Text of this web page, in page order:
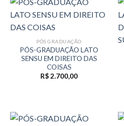
PÓS GRADUAÇÃO
PÓS-GRADUAÇÃO LATO
SENSU EM DIREITO DAS
COISAS
R$2.700,00